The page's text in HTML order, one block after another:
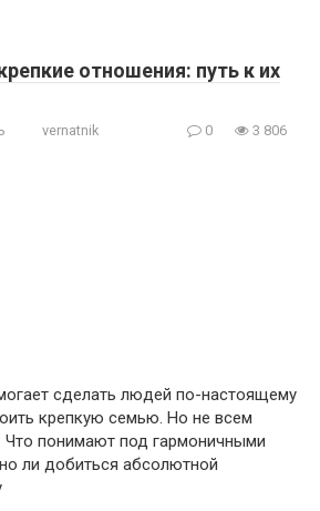
отношения: путь к их
vernatnik 0 3 806
сделать людей по-настоящему
крепкую семью. Но не всем
Что понимают под гармоничными
ли добиться абсолютной